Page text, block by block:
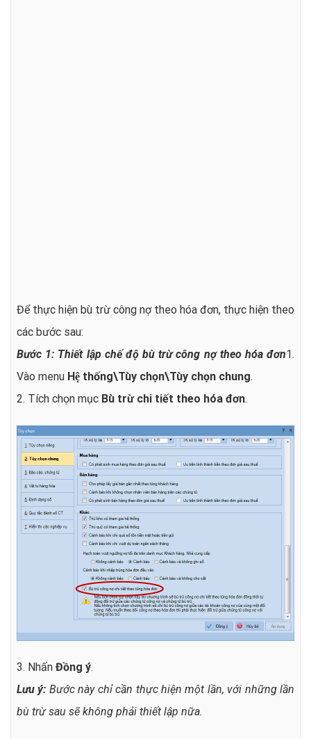
Để thực hiện bù trừ công nợ theo hóa đơn, thực hiện theo
các bước sau:
Bước 1: Thiết lập chế độ bù trừ công nợ theo hóa đơn1.
Vào menu Hệ thống\Tùy chọn\Tùy chọn chung.
2. Tích chọn mục Bù trừ chi tiết theo hóa đơn.
3. Nhấn Đồng ý.
Lưu ý: Bước này chỉ cần thực hiện một lần, với những lần
bù trừ sau sẽ không phải thiết lập nữa.